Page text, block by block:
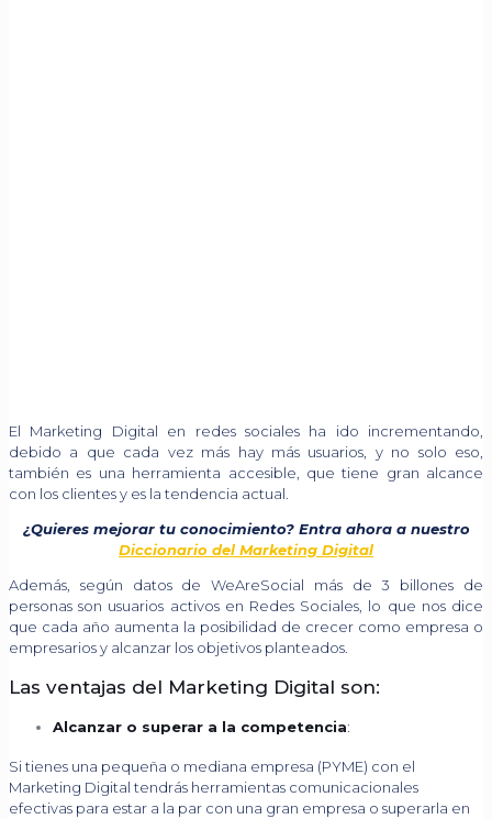
El Marketing Digital en redes sociales ha ido incrementando,
debido a que cada vez más hay más usuarios, y no solo eso,
también es una herramienta accesible, que tiene gran alcance
con los clientes y es la tendencia actual.
¿Quieres mejorar tu conocimiento? Entra ahora a nuestro
Diccionario del Marketing Digital
Además, según datos de WeAreSocial más de 3 billones de
personas son usuarios activos en Redes Sociales, lo que nos dice
que cada año aumenta la posibilidad de crecer como empresa o
empresarios y alcanzar los objetivos planteados.
Las ventajas del Marketing Digital son:
Alcanzar o superar a la competencia:
Si tienes una pequeña o mediana empresa (PYME) con el
Marketing Digital tendrás herramientas comunicacionales
efectivas para estar a la par con una gran empresa o superarla en